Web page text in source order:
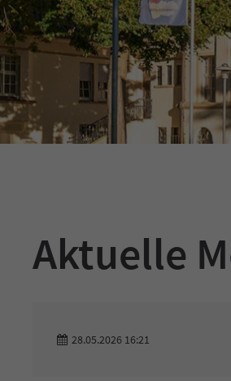
Aktuelle
28.05.2026 16:21